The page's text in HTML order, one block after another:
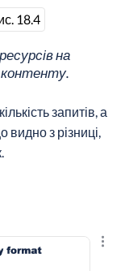
18.4
на
контенту.
запитів, а
з різниці,